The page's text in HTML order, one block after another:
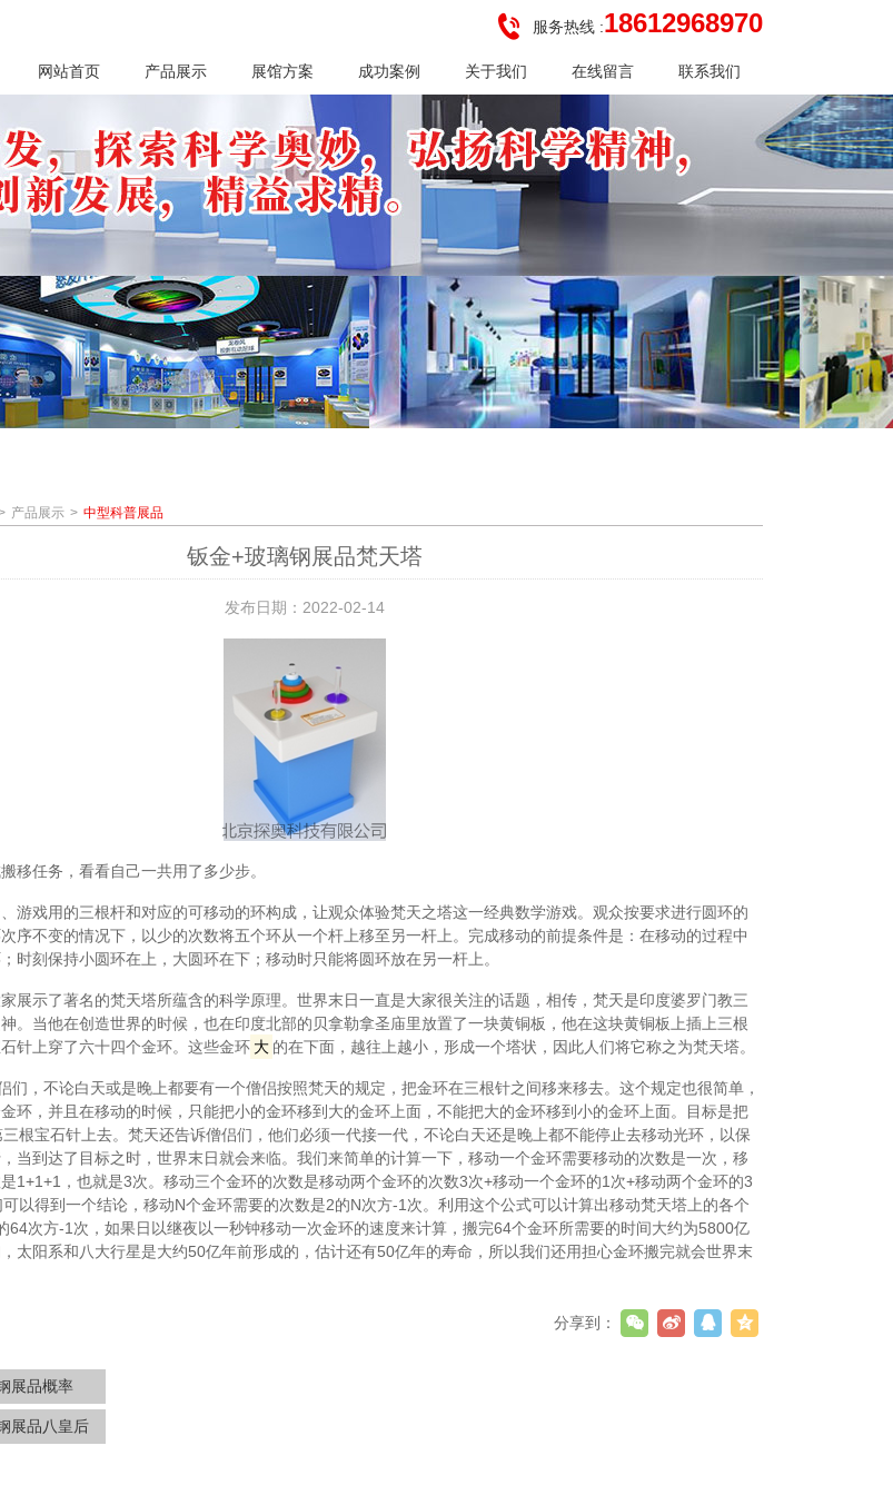
网站首页 产品展示 展馆方案 成功案例 关于我们 在线留言 联系我们
服务热线 :18612968970
产品展示 中型科普展品
钣金+玻璃钢展品梵天塔
发布日期：2022-02-14
移任务，看看自己一共用了多少步。
游戏用的三根杆和对应的可移动的环构成，让观众体验梵天之塔这一经典数学游戏。观众按要求进行圆环的
序不变的情况下，以少的次数将五个环从一个杆上移至另一杆上。完成移动的前提条件是：在移动的过程中
时刻保持小圆环在上，大圆环在下；移动时只能将圆环放在另一杆上。
展示了著名的梵天塔所蕴含的科学原理。世界末日一直是大家很关注的话题，相传，梵天是印度婆罗门教三
。当他在创造世界的时候，也在印度北部的贝拿勒拿圣庙里放置了一块黄铜板，他在这块黄铜板上插上三根
针上穿了六十四个金环。这些金环 大 的在下面，越往上越小，形成一个塔状，因此人们将它称之为梵天塔。
们，不论白天或是晚上都要有一个僧侣按照梵天的规定，把金环在三根针之间移来移去。这个规定也很简单，
环，并且在移动的时候，只能把小的金环移到大的金环上面，不能把大的金环移到小的金环上面。目标是把
根宝石针上去。梵天还告诉僧侣们，他们必须一代接一代，不论白天还是晚上都不能停止去移动光环，以保
当到达了目标之时，世界末日就会来临。我们来简单的计算一下，移动一个金环需要移动的次数是一次，移
1+1+1，也就是3次。移动三个金环的次数是移动两个金环的次数3次+移动一个金环的1次+移动两个金环的3
以得到一个结论，移动N个金环需要的次数是2的N次方-1次。利用这个公式可以计算出移动梵天塔上的各个
64次方-1次，如果日以继夜以一秒钟移动一次金环的速度来计算，搬完64个金环所需要的时间大约为5800亿
太阳系和八大行星是大约50亿年前形成的，估计还有50亿年的寿命，所以我们还用担心金环搬完就会世界末
分享到：
展品概率
展品八皇后